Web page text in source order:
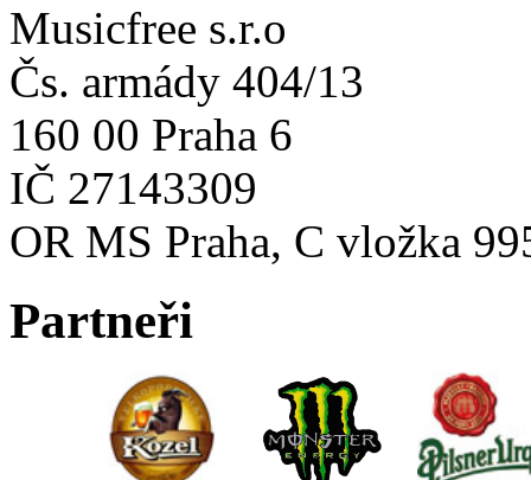
Musicfree s.r.o
Čs. armády 404/13
160 00 Praha 6
IČ 27143309
OR MS Praha, C vložka
Partneři